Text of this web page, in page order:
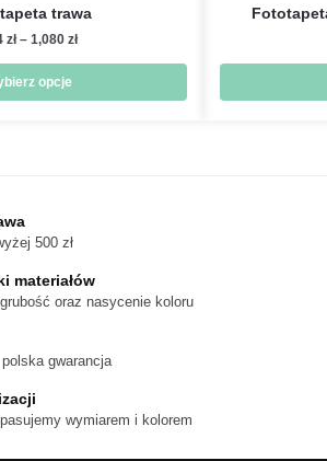
trawa
zł – 1,080 złZakres
714 zł
opcje
Opcje
można
wybrać
stronie
500 zł
materiałów
oraz nasycenie koloru
gwarancja
wymiarem i kolorem